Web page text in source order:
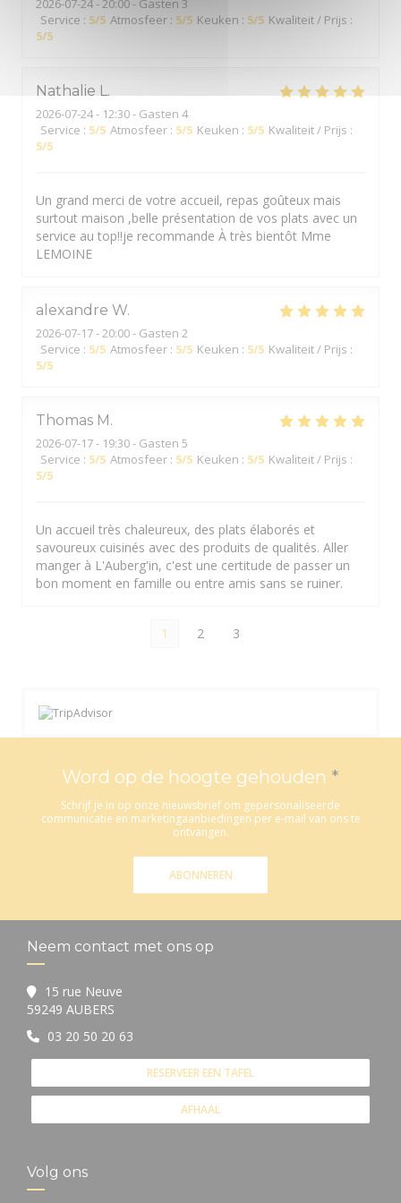
2026-07-24- 20:00 - Gasten 3
Service : 5/5 Atmosfeer : 5/5 Keuken : 5/5 Kwaliteit / Prijs :
5/5
Nathalie L
2026-07-24- 12:30 - Gasten 4
Service : 5/5 Atmosfeer : 5/5 Keuken : 5/5 Kwaliteit / Prijs :
5/5
Un grand merci de votre accueil, repas goûteux mais
surtout maison ,belle présentation de vos plats avec un
service au top!!je recommande À très bientôt Mme
LEMOINE
alexandre W
2026-07-17- 20:00 - Gasten 2
Service : 5/5 Atmosfeer : 5/5 Keuken : 5/5 Kwaliteit / Prijs :
5/5
Thomas M
2026-07-17- 19:30 - Gasten 5
Service : 5/5 Atmosfeer : 5/5 Keuken : 5/5 Kwaliteit / Prijs :
5/5
Un accueil très chaleureux, des plats élaborés et
savoureux cuisinés avec des produits de qualités. Aller
manger à L'Auberg'in, c'est une certitude de passer un
bon moment en famille ou entre amis sans se ruiner.
1 2 3
Word op de hoogte gehouden *
Schrijf je in op onze nieuwsbrief om gepersonaliseerde
communicatie en marketingaanbiedingen per e-mail van ons te
ontvangen.
ABONNEREN
Neem contact met ons op
15 rue Neuve
59249 AUBERS
03 20 50 20 63
RESERVEER EEN TAFEL
AFHAAL
Volg ons